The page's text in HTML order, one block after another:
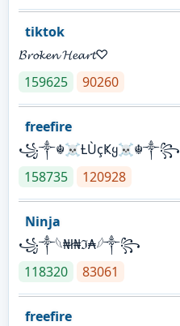
tiktok
𝓑𝓻𝓸𝓴𝓮𝓷 𝓗𝓮𝓪𝓻𝓽♡
159625
90260
freefire
꧁༒☬☠Ƚ︎ÙçҜყ☠︎☬༒꧂
158735
120928
Ninja
꧁⁣༒𓆩₦ł₦ℑ₳𓆪༒꧂
118320
83061
freefire